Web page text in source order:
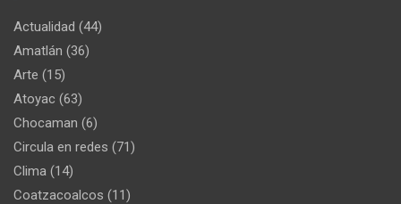
Actualidad (44)
Amatlán (36)
Arte (15)
Atoyac (63)
Chocaman (6)
Circula en redes (71)
Clima (14)
Coatzacoalcos (11)